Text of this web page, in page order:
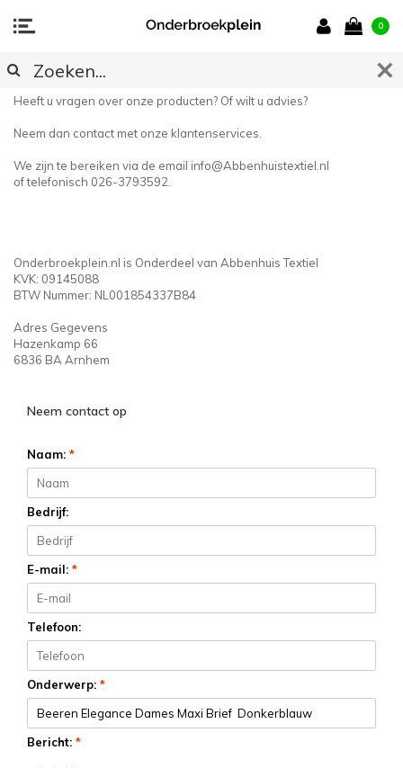
0
CONTACT
Heeft u vragen over onze producten? Of wilt u advies?
Neem dan contact met onze klantenservices.
We zijn te bereiken via de email info@Abbenhuistextiel.nl
of telefonisch 026-3793592.
Onderbroekplein.nl is Onderdeel van Abbenhuis Textiel
KVK: 09145088
BTW Nummer: NL001854337B84
Adres Gegevens
Hazenkamp 66
6836 BA Arnhem
Neem contact op
Naam: *
Bedrijf:
E-mail: *
Telefoon:
Onderwerp: *
Bericht: *